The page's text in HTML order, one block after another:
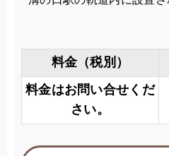
料金（税別）
料金はお問い合せくだ
さい。